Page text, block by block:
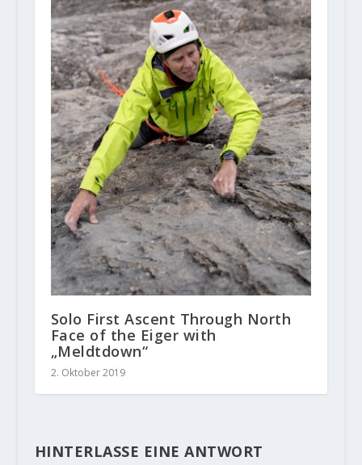
Solo First Ascent Through North
Face of the Eiger with
„Meldtdown“
2. Oktober 2019
HINTERLASSE EINE ANTWORT